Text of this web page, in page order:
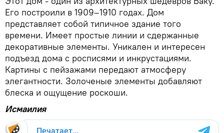
Его построили в 1909–1910 годах. Дом
представляет собой типичное здание того
времени. Имеет простые линии и сдержанные
декоративные элементы. Уникален и интересен
подъезд дома с росписями и инкрустациями.
Картины с пейзажами передают атмосферу
элегантности. Золоченые элементы добавляют
блеска и ощущение роскоши.
Исмаилия